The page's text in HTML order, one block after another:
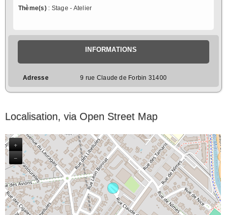
Thème(s): Stage - Atelier
INFORMATIONS
Adresse 9 rue Claude de Forbin 31400
Localisation, via Open Street Map
+
−